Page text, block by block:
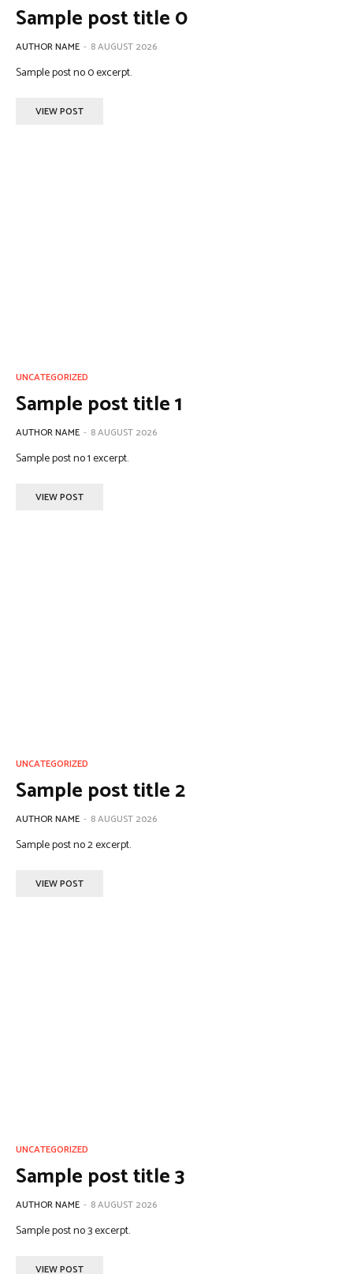
Sample post title 0
AUTHOR NAME - 8 AUGUST 2026
Sample post no 0 excerpt.
VIEW POST
UNCATEGORIZED
Sample post title 1
AUTHOR NAME - 8 AUGUST 2026
Sample post no 1 excerpt.
VIEW POST
UNCATEGORIZED
Sample post title 2
AUTHOR NAME - 8 AUGUST 2026
Sample post no 2 excerpt.
VIEW POST
UNCATEGORIZED
Sample post title 3
AUTHOR NAME - 8 AUGUST 2026
Sample post no 3 excerpt.
VIEW POST